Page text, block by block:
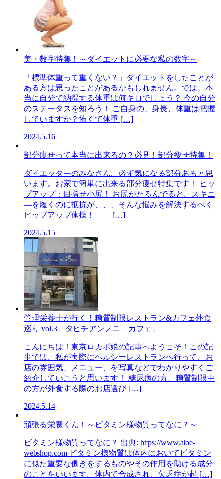
美・数字特集！～ダイエットに必要な私の数字～
「標準体重って重くない？」ダイエットをしたことが
ある方は思ったことがあるかもしれません。では、本
当に自分で納得する体重は何キロでしょう？ 今の自分
のステータスを知ろう！ ご自身の、身長、体重は把握
していますか？怖くて体重 […]
2024.5.16
部分痩せって本当に出来るの？必見！部分痩せ特集！
ダイエッターのみなさん、必ず気になる部分あると思
います。お家で簡単に出来る部分痩せ特集です！ ヒッ
プアップ：目指せ小尻！ お尻がたるんでると、スキニ
―を履くのに抵抗が、、、そんな悩みを解決するべく
ヒップアップ体操！ […]
2024.5.15
管理栄養士が行く！糖質制限レストラン&カフェ外食
巡り vol.3「タヒチアンノニ カフェ」
こんにちは！東京ロカボ娘の記事へようこそ！この記
事では、私が実際にヘルシーレストランへ行って、お
店の雰囲気、メニュー、を写真などでわかりやすくご
紹介していこうと思います！ 糖尿病の方、糖質制限中
の方が外食する際のお店選び […]
2024.5.14
頑張る栄養くん！～ビタミン様物質ってなに？～
ビタミン様物質ってなに？ 出典: https://www.aloe-
webshop.com ビタミン様物質は体内においてビタミン
に似た重要な働きをするものやその作用を助ける成分
のことをいいます。体内で合成され、欠乏症が起 […]